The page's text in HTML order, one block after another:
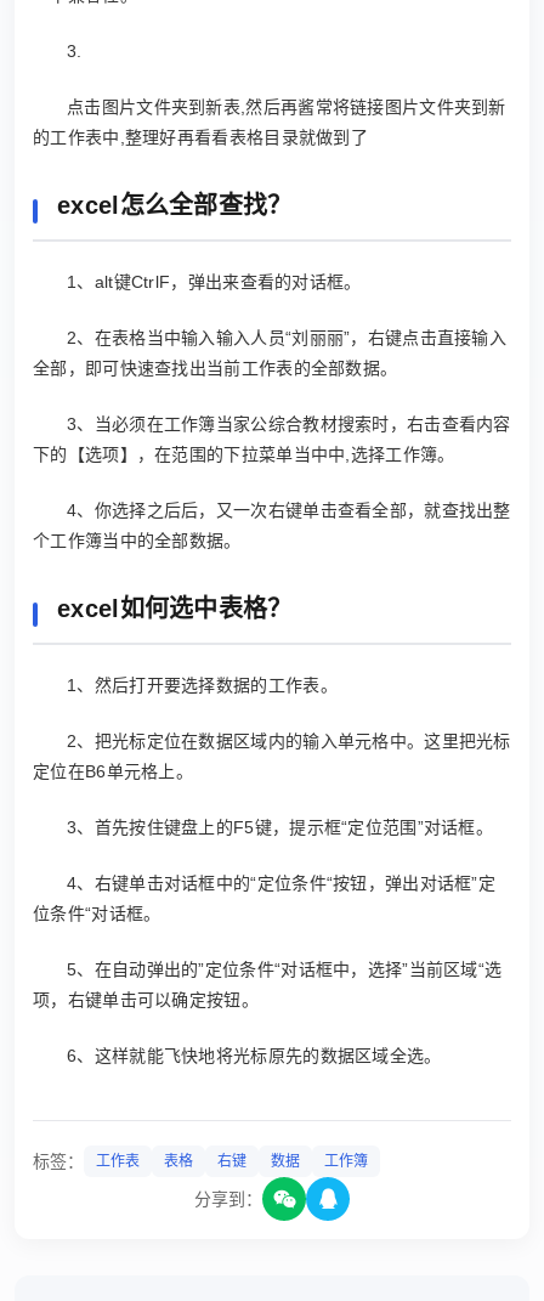
3.
点击图片文件夹到新表,然后再酱常将链接图片文件夹到新
的工作表中,整理好再看看表格目录就做到了
excel怎么全部查找？
1、alt键CtrlF，弹出来查看的对话框。
2、在表格当中输入输入人员“刘丽丽”，右键点击直接输入
全部，即可快速查找出当前工作表的全部数据。
3、当必须在工作簿当家公综合教材搜索时，右击查看内容
下的【选项】，在范围的下拉菜单当中中,选择工作簿。
4、你选择之后后，又一次右键单击查看全部，就查找出整
个工作簿当中的全部数据。
excel如何选中表格？
1、然后打开要选择数据的工作表。
2、把光标定位在数据区域内的输入单元格中。这里把光标
定位在B6单元格上。
3、首先按住键盘上的F5键，提示框“定位范围”对话框。
4、右键单击对话框中的“定位条件“按钮，弹出对话框”定
位条件“对话框。
5、在自动弹出的”定位条件“对话框中，选择”当前区域“选
项，右键单击可以确定按钮。
6、这样就能飞快地将光标原先的数据区域全选。
标签： 工作表 表格 右键 数据 工作簿
分享到：